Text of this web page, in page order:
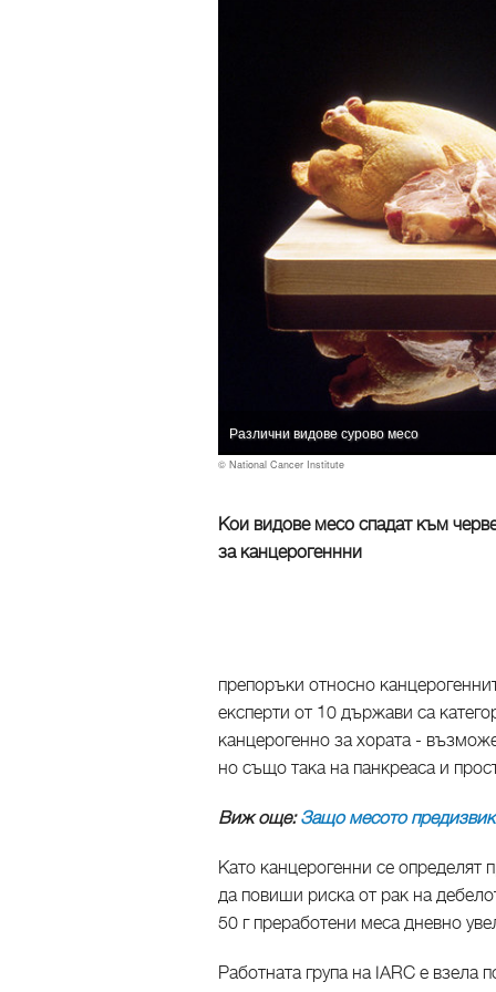
Различни видове сурово месо
© National Cancer Institute
Кои видове месо спадат към
за канцерогеннни
препоръки относно
експерти от 10 държави са
канцерогенно за хората -
но също така на панкреаса и
Виж още:Защо месото
Като канцерогенни се
да повиши риска от рак на
50 г преработени меса дневно
Работната група на IARC е взела